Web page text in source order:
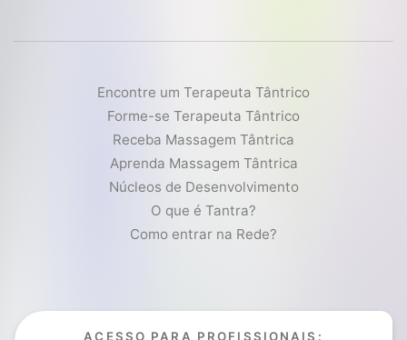
Encontre um Terapeuta Tântrico
Forme-se Terapeuta Tântrico
Receba Massagem Tântrica
Aprenda Massagem Tântrica
Núcleos de Desenvolvimento
O que é Tantra?
Como entrar na Rede?
ACESSO PARA PROFISSIONAIS: